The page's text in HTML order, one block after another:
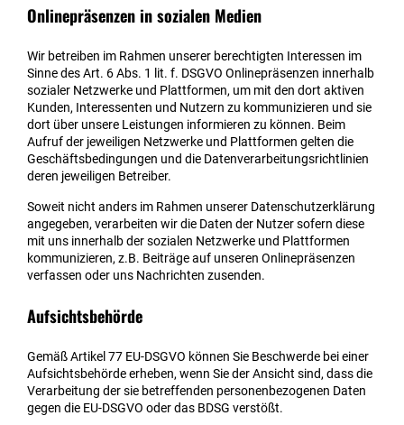
Onlinepräsenzen in sozialen Medien
Wir betreiben im Rahmen unserer berechtigten Interessen im
Sinne des Art. 6 Abs. 1 lit. f. DSGVO Onlinepräsenzen innerhalb
sozialer Netzwerke und Plattformen, um mit den dort aktiven
Kunden, Interessenten und Nutzern zu kommunizieren und sie
dort über unsere Leistungen informieren zu können. Beim
Aufruf der jeweiligen Netzwerke und Plattformen gelten die
Geschäftsbedingungen und die Datenverarbeitungsrichtlinien
deren jeweiligen Betreiber.
Soweit nicht anders im Rahmen unserer Datenschutzerklärung
angegeben, verarbeiten wir die Daten der Nutzer sofern diese
mit uns innerhalb der sozialen Netzwerke und Plattformen
kommunizieren, z.B. Beiträge auf unseren Onlinepräsenzen
verfassen oder uns Nachrichten zusenden.
Aufsichtsbehörde
Gemäß Artikel 77 EU-DSGVO können Sie Beschwerde bei einer
Aufsichtsbehörde erheben, wenn Sie der Ansicht sind, dass die
Verarbeitung der sie betreffenden personenbezogenen Daten
gegen die EU-DSGVO oder das BDSG verstößt.